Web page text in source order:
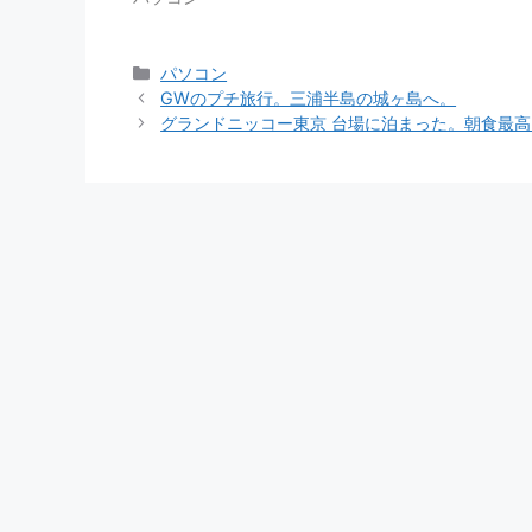
カ
テ
ゴ
パソコン
GWのプチ旅行。三浦半島の城ヶ島へ。
グランドニッコー東京 台場に泊まった。朝食最